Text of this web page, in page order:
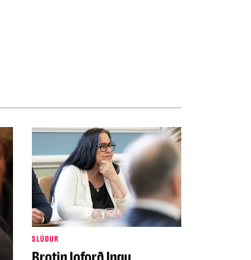
SLÚÐUR
Brotin loforð Ingu